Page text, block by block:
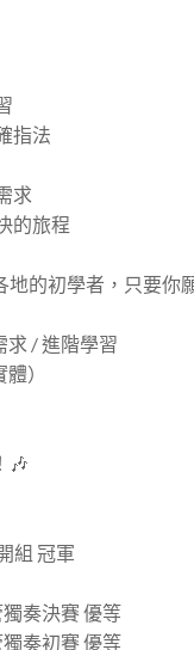
指法
求
的旅程
的初學者，只要你
求 / 進階學習
）
🎶
組 冠軍
奏決賽 優等
奏初賽 優等